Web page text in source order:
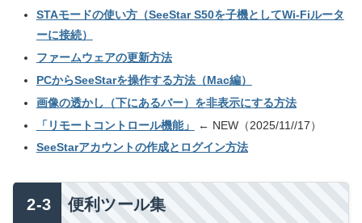
STAモードの使い方（SeeStar S50を子機としてWi-Fiルータ
ーに接続）
ファームウェアの更新方法
PCからSeeStarを操作する方法（Mac編）
画像の透かし（下にあるバー）を非表示にする方法
「リモートコントロール機能」
← NEW（2025/11//17）
SeeStarアカウントの作成とログイン方法
便利ツール集